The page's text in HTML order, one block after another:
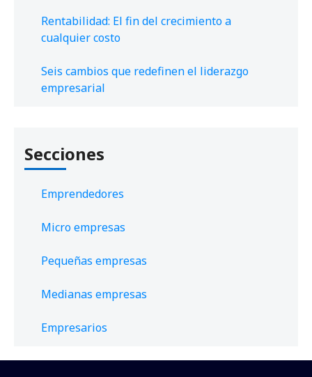
Rentabilidad: El fin del crecimiento a
cualquier costo
Seis cambios que redefinen el liderazgo
empresarial
Secciones
Emprendedores
Micro empresas
Pequeñas empresas
Medianas empresas
Empresarios